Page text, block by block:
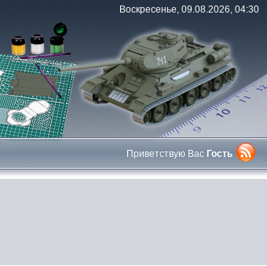
Воскресенье, 09.08.2026, 04:30
Приветствую Вас Гость